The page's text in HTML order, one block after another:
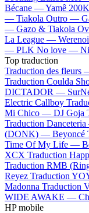
Bécane —Yamê
— Tiakola Outro —
— Gazo & Tiakola
La League — Werenoi
— PLK No love —
Top traduction
Traduction des fleurs
Traduction Coulda
DICTADOR —
Electric Callboy
Mi Chico — DJ Goja
Traduction
(DONK) — Beyoncé
Time Of My Life —
XCX Traduction
Traduction RMB
Reyez Traduction
Madonna Traduction
WIDE AWAKE —
HP mobile